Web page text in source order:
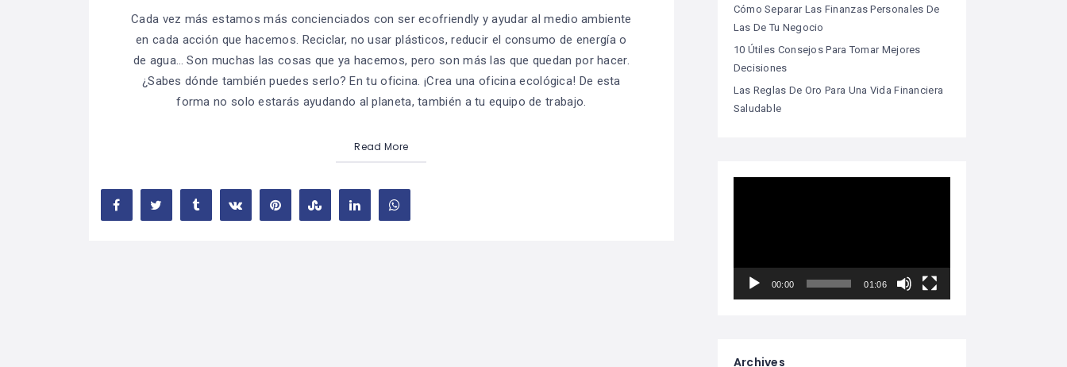
Cada vez más estamos más concienciados con ser ecofriendly y ayudar al medio ambiente
en cada acción que hacemos. Reciclar, no usar plásticos, reducir el consumo de energía o
de agua… Son muchas las cosas que ya hacemos, pero son más las que quedan por hacer.
¿Sabes dónde también puedes serlo? En tu oficina. ¡Crea una oficina ecológica! De esta
forma no solo estarás ayudando al planeta, también a tu equipo de trabajo.
Read More
Cómo Separar Las Finanzas Personales De
Las De Tu Negocio
10 Útiles Consejos Para Tomar Mejores
Decisiones
Las Reglas De Oro Para Una Vida Financiera
Saludable
00:00 01:06
Archives